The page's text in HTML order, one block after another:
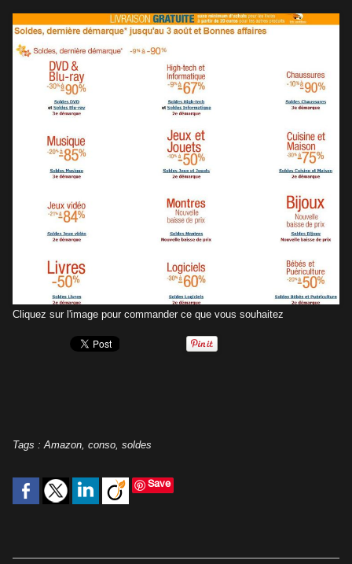
Cliquez sur l'image pour commander ce que vous souhaitez
Tags :Amazon, conso, soldes
Save